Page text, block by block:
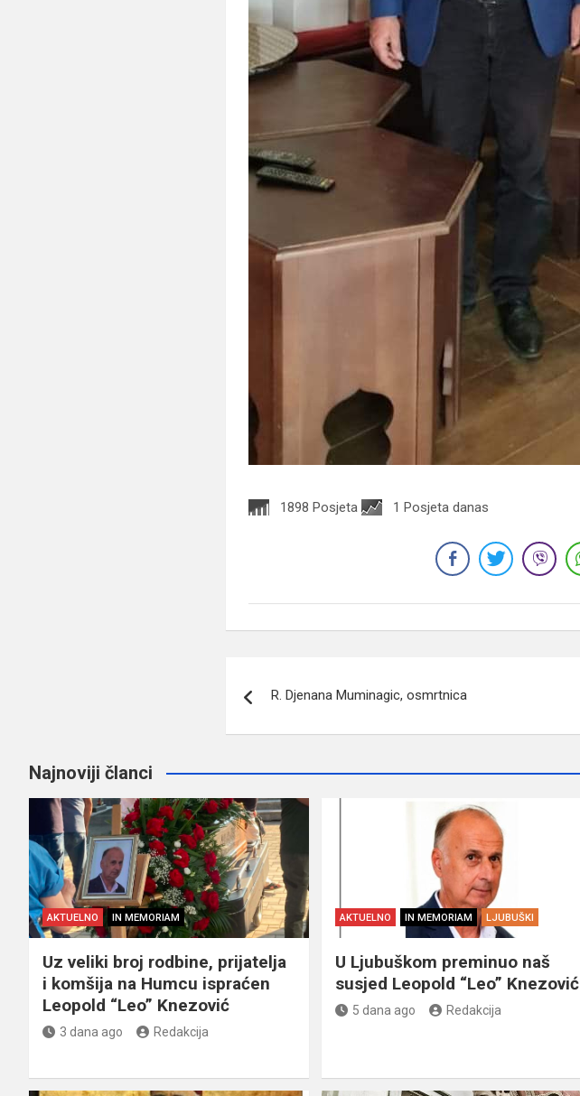
1898 Posjeta 1 Posjeta danas
članaka
R. Djenana Muminagic, osmrtnica
Najnoviji članci
AKTUELNO IN MEMORIAM
Uz veliki broj rodbine, prijatelja
i komšija na Humcu ispraćen
Leopold “Leo” Knezović
3 dana ago Redakcija
AKTUELNO IN MEMORIAM LJUBUŠKI
U Ljubuškom preminuo naš
susjed Leopold “Leo” Knezović
5 dana ago Redakcija